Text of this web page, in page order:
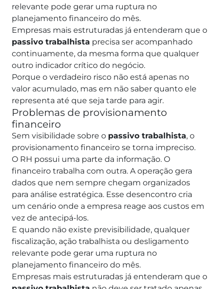
relevante pode gerar uma ruptura no
planejamento financeiro do mês.
Empresas mais estruturadas já entenderam que o
passivo trabalhista precisa ser acompanhado
continuamente, da mesma forma que qualquer
outro indicador crítico do negócio.
Porque o verdadeiro risco não está apenas no
valor acumulado, mas em não saber quanto ele
representa até que seja tarde para agir.
Problemas de provisionamento
financeiro
Sem visibilidade sobre o passivo trabalhista, o
provisionamento financeiro se torna impreciso.
O RH possui uma parte da informação. O
financeiro trabalha com outra. A operação gera
dados que nem sempre chegam organizados
para análise estratégica. Esse desencontro cria
um cenário onde a empresa reage aos custos em
vez de antecipá-los.
E quando não existe previsibilidade, qualquer
fiscalização, ação trabalhista ou desligamento
relevante pode gerar uma ruptura no
planejamento financeiro do mês.
Empresas mais estruturadas já entenderam que o